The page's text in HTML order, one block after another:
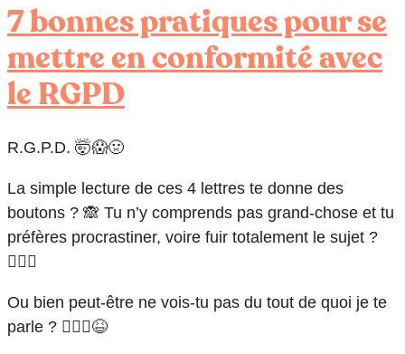
7 bonnes pratiques pour se
mettre en conformité avec
le RGPD
R.G.P.D. 🤯😱🤢
La simple lecture de ces 4 lettres te donne des
boutons ? 🙈 Tu n’y comprends pas grand-chose et tu
préfères procrastiner, voire fuir totalement le sujet ?
🏃🏽‍♀️
Ou bien peut-être ne vois-tu pas du tout de quoi je te
parle ? 🤷🏻‍♀️😆